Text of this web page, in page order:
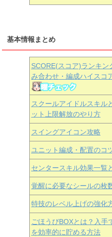
基本情報まとめ
SCORE(スコア)ランキン
み合わせ・編成ハイスコ
スクールアイドルスキル
ット上限解放のやり方
スイングアイコン攻略
ユニット編成・配置のコ
センタースキル効果一覧
覚醒に必要なシールの枚
特技のレベル上げの強化
ごほうびBOXとは？入手
を効率的に貯める方法